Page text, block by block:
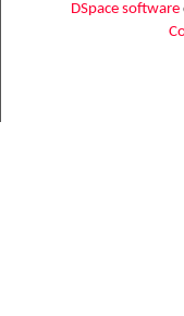
DSpace software